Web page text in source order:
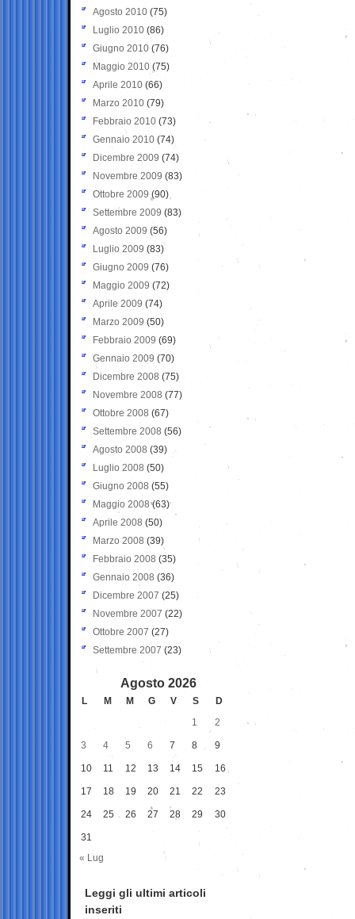
Agosto 2010 (75)
Luglio 2010 (86)
Giugno 2010 (76)
Maggio 2010 (75)
Aprile 2010 (66)
Marzo 2010 (79)
Febbraio 2010 (73)
Gennaio 2010 (74)
Dicembre 2009 (74)
Novembre 2009 (83)
Ottobre 2009 (90)
Settembre 2009 (83)
Agosto 2009 (56)
Luglio 2009 (83)
Giugno 2009 (76)
Maggio 2009 (72)
Aprile 2009 (74)
Marzo 2009 (50)
Febbraio 2009 (69)
Gennaio 2009 (70)
Dicembre 2008 (75)
Novembre 2008 (77)
Ottobre 2008 (67)
Settembre 2008 (56)
Agosto 2008 (39)
Luglio 2008 (50)
Giugno 2008 (55)
Maggio 2008(63)
Aprile 2008 (50)
Marzo 2008 (39)
Febbraio 2008 (35)
Gennaio 2008 (36)
Dicembre 2007 (25)
Novembre 2007 (22)
Ottobre 2007 (27)
Settembre 2007 (23)
Agosto 2026
L M M G V S
D
1
2
3 4 5 6 7 8 9
10 11 12 13 14 15 16
17 18 19 20 21 22 23
24 25 26 27 28 29 30
31
« Lug
Leggi gli ultimi articoli
inseriti